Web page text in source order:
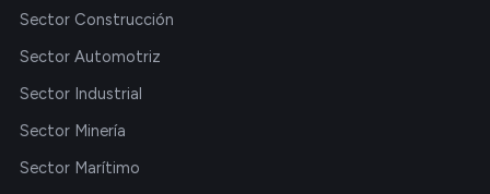
Sector Construcción
Sector Automotriz
Sector Industrial
Sector Minería
Sector Marítimo